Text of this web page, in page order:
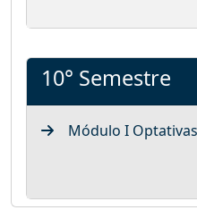
10° Semestre
Módulo I